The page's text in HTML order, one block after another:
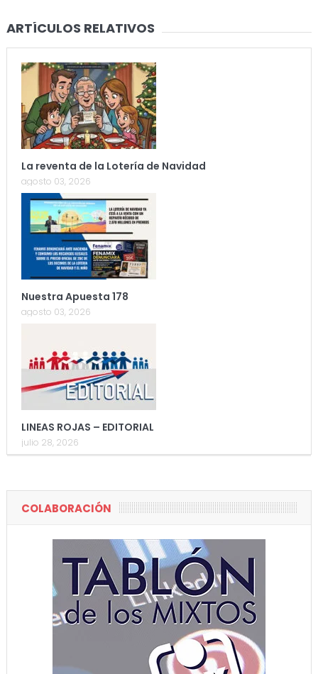
ARTÍCULOS RELATIVOS
La reventa de la Lotería de Navidad
agosto 03, 2026
Nuestra Apuesta 178
agosto 03, 2026
LINEAS ROJAS – EDITORIAL
julio 28, 2026
COLABORACIÓN